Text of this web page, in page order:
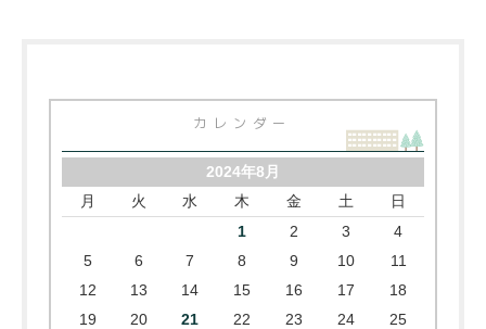
カレンダー
2024年8月
月
火 水 木 金 土 日
1 2 3
4
5
6 7 8 9 10
11
12
13 14 15 16 17
18
19
20 21 22 23 24
25